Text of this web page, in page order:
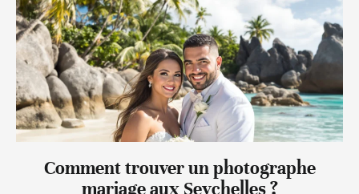
Comment trouver un photographe
mariage aux Seychelles ?